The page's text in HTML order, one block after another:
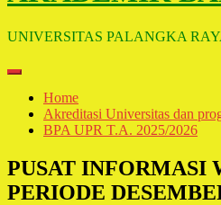
UNIVERSITAS PALANGKA
Home
Akreditasi Universitas dan
BPA UPR T.A. 2025/2026
PUSAT INFORMASI
PERIODE